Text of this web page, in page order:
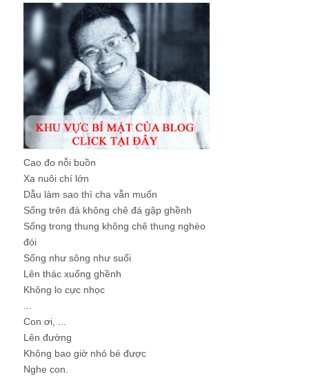
Cao đo nỗi buồn
Xa nuôi chí lớn
Dẫu làm sao thì cha vẫn muốn
Sống trên đá không chê đá gập ghềnh
Sống trong thung không chê thung nghèo
đói
Sống như sông như suối
Lên thác xuống ghềnh
Không lo cực nhọc
...
Con ơi, ...
Lên đường
Không bao giờ nhỏ bé được
Nghe con.